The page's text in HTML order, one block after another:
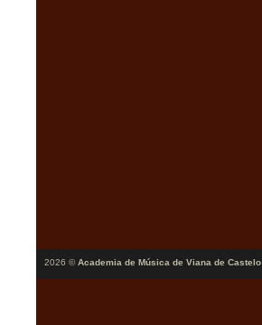
2026 ©Academia de Música de Viana de Castelo